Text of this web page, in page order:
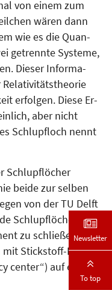
von einem zum
wären dann
wie es die Quan­
ge­trennte Systeme,
Dieser In­for­­­ma­
erfolgen. Diese Er­
aber nicht
Schlupfloch nennt
Schlupflöcher
beide zur selben
von der TU Delft
Schlupflöcher
zu schließen [1].
mit Stickstoff-Fehl­
center“) auf einige
Newsletter
To top